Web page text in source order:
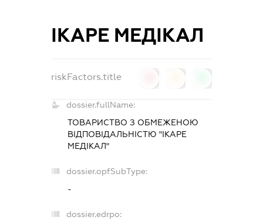
ІКАРЕ МЕДІКАЛ
riskFactors.title
dossier.fullName:
ТОВАРИСТВО З ОБМЕЖЕНОЮ
ВІДПОВІДАЛЬНІСТЮ "ІКАРЕ
МЕДІКАЛ"
dossier.opfSubType:
-
dossier.edrpo: